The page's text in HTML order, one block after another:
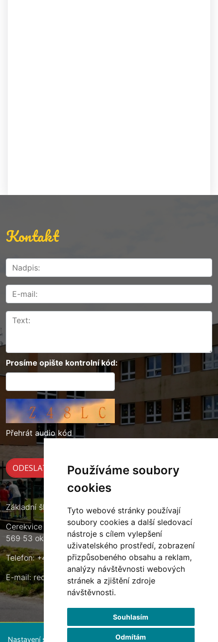
Používáme soubory
cookies
Tyto webové stránky používají
soubory cookies a další sledovací
nástroje s cílem vylepšení
uživatelského prostředí, zobrazení
přizpůsobeného obsahu a reklam,
analýzy návštěvnosti webových
stránek a zjištění zdroje
návštěvnosti.
Souhlasím
Odmítám
Kontakt
Prosíme opište kontrolní kód:
Přehrát audio kód
Základní škola Cerekvice nad Loučnou
Cerekvice nad Loučnou 135
569 53 okres Svitavy
Telefon: +420 461 633 140
E-mail:reditel@zscerekvice.cz
Nastavení souborů cookie